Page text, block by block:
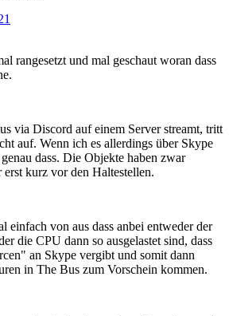
rangesetzt und mal geschaut woran dass
via Discord auf einem Server streamt, tritt
auf. Wenn ich es allerdings über Skype
dass. Die Objekte haben zwar
erst kurz vor den Haltestellen.
einfach von aus dass anbei entweder der
die CPU dann so ausgelastet sind, dass
an Skype vergibt und somit dann
in The Bus zum Vorschein kommen.